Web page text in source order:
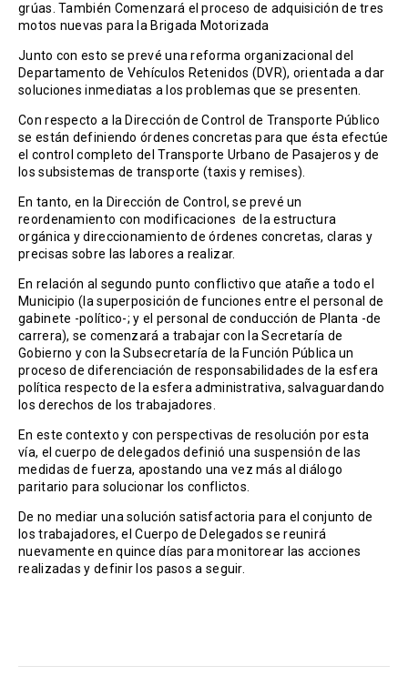
grúas. También Comenzará el proceso de adquisición de tres
motos nuevas para la Brigada Motorizada
Junto con esto se prevé una reforma organizacional del
Departamento de Vehículos Retenidos (DVR), orientada a dar
soluciones inmediatas a los problemas que se presenten.
Con respecto a la Dirección de Control de Transporte Público
se están definiendo órdenes concretas para que ésta efectúe
el control completo del Transporte Urbano de Pasajeros y de
los subsistemas de transporte (taxis y remises).
En tanto, en la Dirección de Control, se prevé un
reordenamiento con modificaciones de la estructura
orgánica y direccionamiento de órdenes concretas, claras y
precisas sobre las labores a realizar.
En relación al segundo punto conflictivo que atañe a todo el
Municipio (la superposición de funciones entre el personal de
gabinete -político-; y el personal de conducción de Planta -de
carrera), se comenzará a trabajar con la Secretaría de
Gobierno y con la Subsecretaría de la Función Pública un
proceso de diferenciación de responsabilidades de la esfera
política respecto de la esfera administrativa, salvaguardando
los derechos de los trabajadores.
En este contexto y con perspectivas de resolución por esta
vía, el cuerpo de delegados definió una suspensión de las
medidas de fuerza, apostando una vez más al diálogo
paritario para solucionar los conflictos.
De no mediar una solución satisfactoria para el conjunto de
los trabajadores, el Cuerpo de Delegados se reunirá
nuevamente en quince días para monitorear las acciones
realizadas y definir los pasos a seguir.